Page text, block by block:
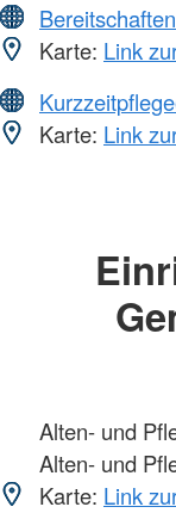
Karte: Link
Karte: Link
Alten- und
Alten- und
Karte: Link